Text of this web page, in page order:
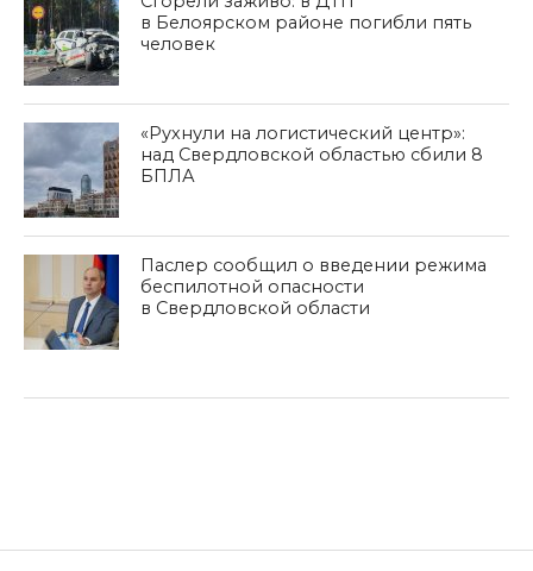
в Белоярском районе погибли пять
человек
«Рухнули на логистический центр»:
над Свердловской областью сбили 8
БПЛА
Паслер сообщил о введении режима
беспилотной опасности
в Свердловской области